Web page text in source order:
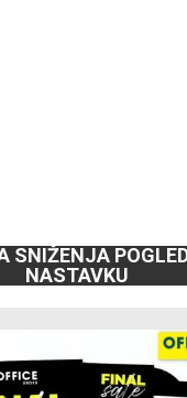
SNIŽENJA
NASTAVKU